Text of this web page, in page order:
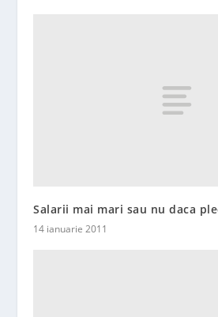
Salarii mai mari sau nu daca
14 ianuarie 2011